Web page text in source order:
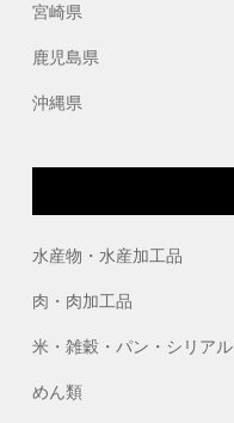
宮崎県
鹿児島県
沖縄県
水産物・水産加工品
肉・肉加工品
米・雑穀・パン・シリアル
めん類